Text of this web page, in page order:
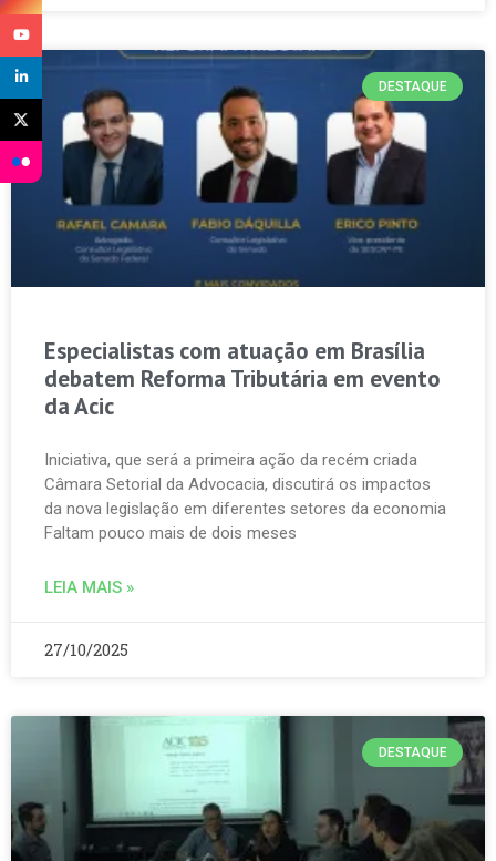
DESTAQUE
Especialistas com atuação em Brasília
debatem Reforma Tributária em evento
da Acic
Iniciativa, que será a primeira ação da recém criada
Câmara Setorial da Advocacia, discutirá os impactos
da nova legislação em diferentes setores da economia
Faltam pouco mais de dois meses
LEIA MAIS »
27/10/2025
DESTAQUE